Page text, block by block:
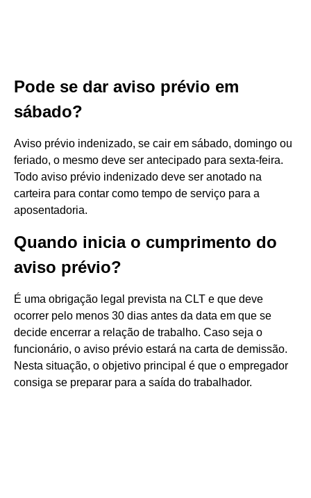
Pode se dar aviso prévio em
sábado?
Aviso prévio indenizado, se cair em sábado, domingo ou
feriado, o mesmo deve ser antecipado para sexta-feira.
Todo aviso prévio indenizado deve ser anotado na
carteira para contar como tempo de serviço para a
aposentadoria.
Quando inicia o cumprimento do
aviso prévio?
É uma obrigação legal prevista na CLT e que deve
ocorrer pelo menos 30 dias antes da data em que se
decide encerrar a relação de trabalho. Caso seja o
funcionário, o aviso prévio estará na carta de demissão.
Nesta situação, o objetivo principal é que o empregador
consiga se preparar para a saída do trabalhador.